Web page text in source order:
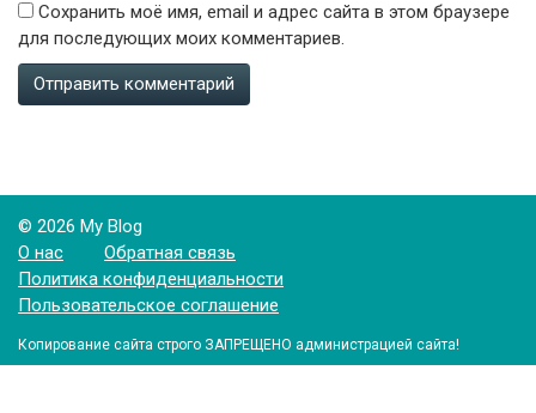
Сохранить моё имя, email и адрес сайта в этом браузере
для последующих моих комментариев.
© 2026 My Blog
О нас
Обратная связь
Политика конфиденциальности
Пользовательское соглашение
Копирование сайта строго ЗАПРЕЩЕНО администрацией сайта!